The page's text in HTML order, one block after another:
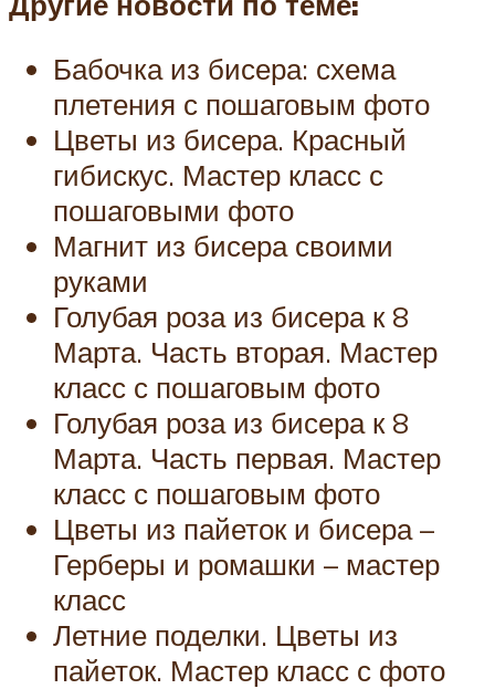
Бабочка из бисера: схема
плетения с пошаговым фото
Цветы из бисера. Красный
гибискус. Мастер класс с
пошаговыми фото
Магнит из бисера своими
руками
Голубая роза из бисера к 8
Марта. Часть вторая. Мастер
класс с пошаговым фото
Голубая роза из бисера к 8
Марта. Часть первая. Мастер
класс с пошаговым фото
Цветы из пайеток и бисера –
Герберы и ромашки – мастер
класс
Летние поделки. Цветы из
пайеток. Мастер класс с фото